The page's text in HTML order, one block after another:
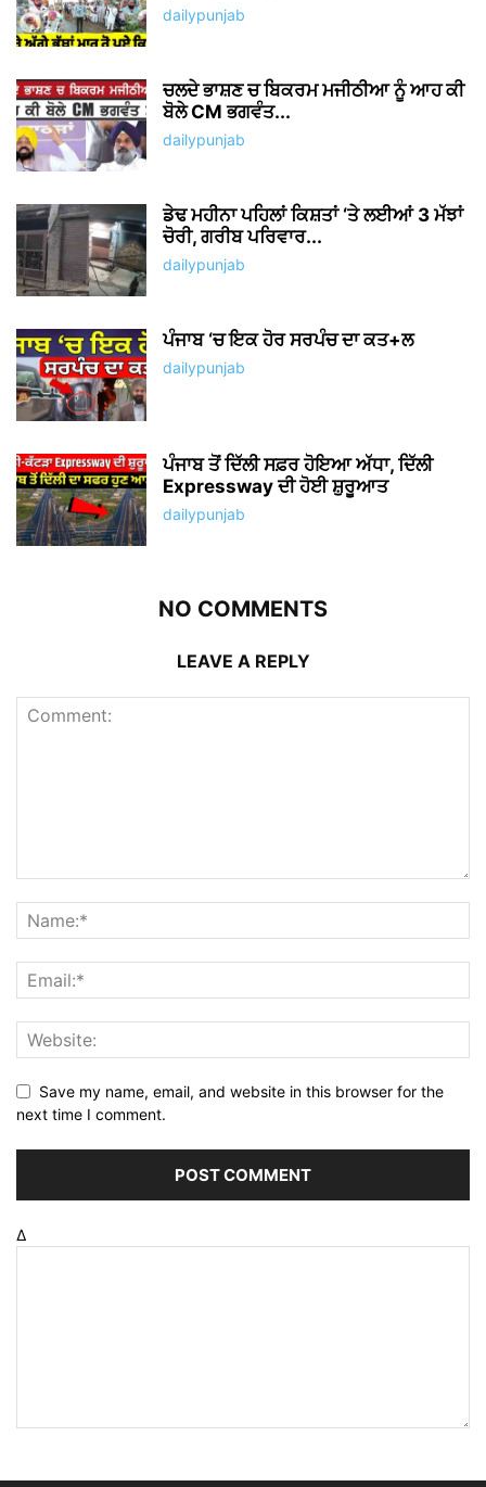
dailypunjab
ਚਲਦੇ ਭਾਸ਼ਣ ਚ ਬਿਕਰਮ ਮਜੀਠੀਆ ਨੂੰ ਆਹ ਕੀ
ਬੋਲੇ CM ਭਗਵੰਤ...
dailypunjab
ਡੇਢ ਮਹੀਨਾ ਪਹਿਲਾਂ ਕਿਸ਼ਤਾਂ ‘ਤੇ ਲਈਆਂ 3 ਮੱਝਾਂ
ਚੋਰੀ, ਗਰੀਬ ਪਰਿਵਾਰ...
dailypunjab
ਪੰਜਾਬ ‘ਚ ਇਕ ਹੋਰ ਸਰਪੰਚ ਦਾ ਕਤ+ਲ
dailypunjab
ਪੰਜਾਬ ਤੋਂ ਦਿੱਲੀ ਸਫ਼ਰ ਹੋਇਆ ਅੱਧਾ, ਦਿੱਲੀ
Expressway ਦੀ ਹੋਈ ਸ਼ੁਰੂਆਤ
dailypunjab
NO COMMENTS
LEAVE A REPLY
Save my name, email, and website in this browser for the
next time I comment.
Δ